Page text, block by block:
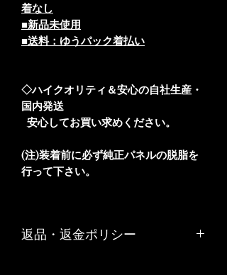
着なし
■新品未使用
■送料：ゆうパック着払い
◇ハイクオリティ＆安心の自社生産・
国内発送
安心してお買い求めください。
(注)装着前に必ず純正パネルの脱脂を
行って下さい。
返品・返金ポリシー